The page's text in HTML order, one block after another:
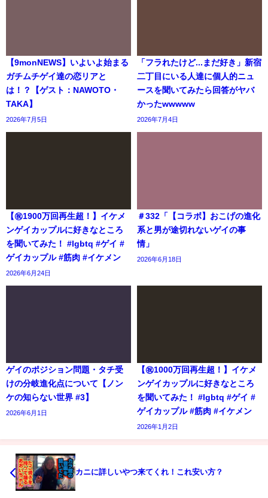
【9monNEWS】いよいよ始まる
ガチムチゲイ達の恋リアと
は！？【ゲスト：NAWOTO・
TAKA】
2026年7月5日
「フラれたけど...まだ好き」新宿
二丁目にいる人達に個人的ニュ
ースを聞いてみたら回答がヤバ
かったwwwww
2026年7月4日
【㊗️1900万回再生超！】イケメ
ンゲイカップルに好きなところ
を聞いてみた！ #lgbtq #ゲイ #
ゲイカップル #筋肉 #イケメン
2026年6月24日
＃332「【コラボ】おこげの進化
系と男が途切れないゲイの事
情」
2026年6月18日
ゲイのポジション問題・タチ受
けの分岐進化点について【ノン
ケの知らない世界 #3】
2026年6月1日
【㊗️1000万回再生超！】イケメ
ンゲイカップルに好きなところ
を聞いてみた！ #lgbtq #ゲイ #
ゲイカップル #筋肉 #イケメン
2026年1月2日
カニに詳しいやつ来てくれ！これ安い方？